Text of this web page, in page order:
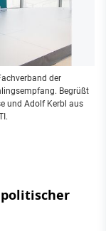
der
Begrüßt
und Adolf Kerbl aus